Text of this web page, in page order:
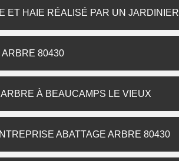
ET HAIE RÉALISÉ PAR UN JARDINIER
ARBRE 80430
À BEAUCAMPS LE VIEUX
ABATTAGE ARBRE 80430